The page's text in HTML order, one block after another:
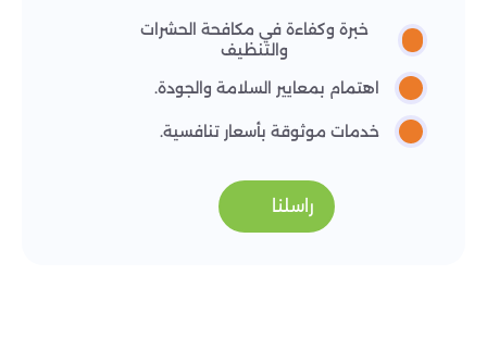
خبرة وكفاءة في مكافحة الحشرات
والتنظيف
اهتمام بمعايير السلامة والجودة.
خدمات موثوقة بأسعار تنافسية.
راسلنا